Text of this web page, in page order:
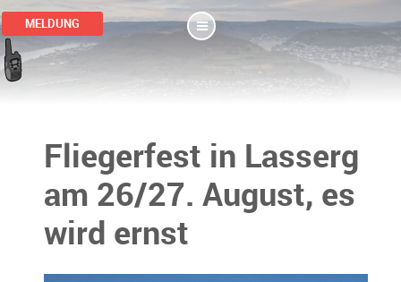
MELDUNG
Fliegerfest in Lasserg
am 26/27. August, es
wird ernst